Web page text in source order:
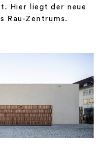
Hier liegt der neue
Rau-Zentrums.